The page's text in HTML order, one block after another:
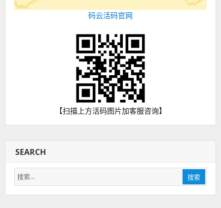
码云活码官网
【扫描上方活码图片加客服咨询】
SEARCH
搜
索：
搜索